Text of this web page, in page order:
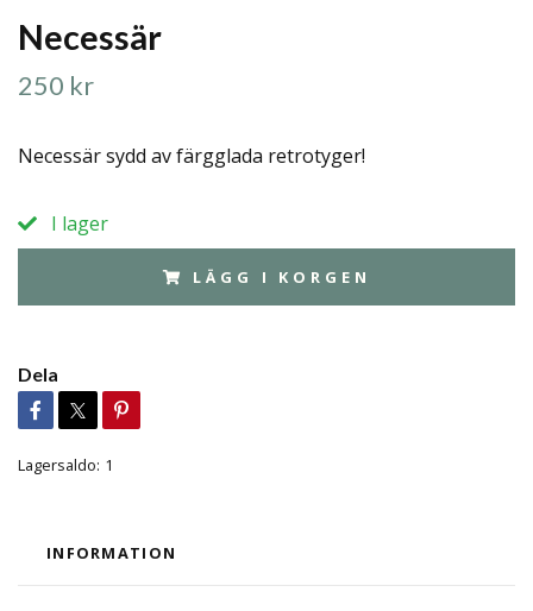
Necessär
250 kr
Necessär sydd av färgglada retrotyger!
I lager
LÄGG I KORGEN
Dela
Lagersaldo: 1
INFORMATION